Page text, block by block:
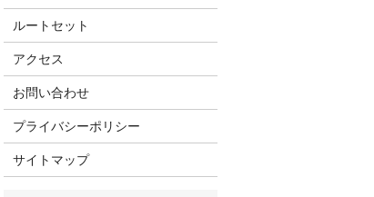
ルートセット
アクセス
お問い合わせ
プライバシーポリシー
サイトマップ